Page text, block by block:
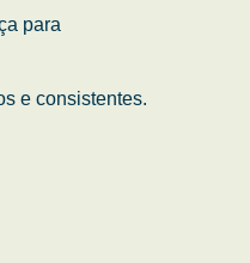
para
e consistentes.